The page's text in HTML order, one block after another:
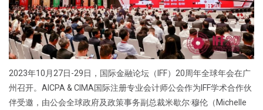
2023年10月27日-29日，国际金融论坛（IFF）20周年全球年会在广
州召开。AICPA & CIMA国际注册专业会计师公会作为IFF学术合作伙
伴受邀，由公会全球政府及政策事务副总裁米歇尔·穆伦（Michelle